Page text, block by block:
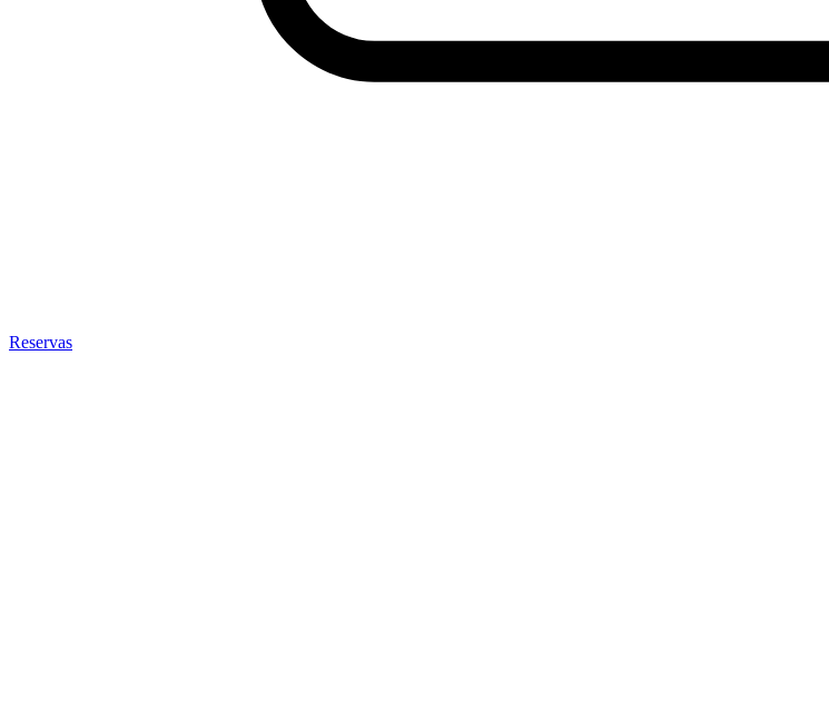
Reservas